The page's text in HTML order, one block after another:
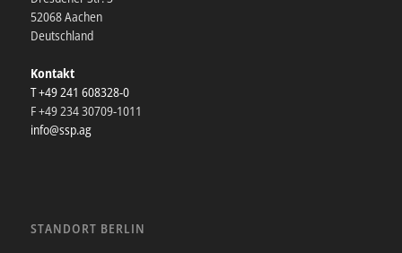
52068 Aachen
Deutschland
Kontakt
T +49 241 608328-0
F +49 234 30709-1011
info@ssp.ag
STANDORT BERLIN